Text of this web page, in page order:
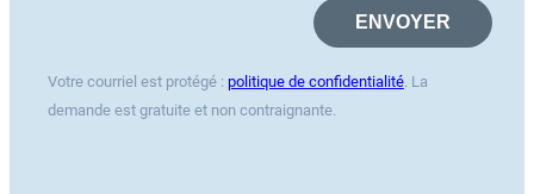
Votre courriel est protégé : politique de confidentialité. La
demande est gratuite et non contraignante.